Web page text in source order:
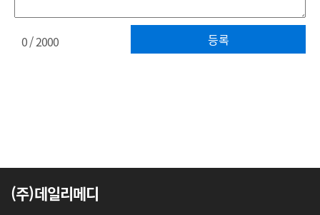
등록
0/ 2000
(주)데일리메디